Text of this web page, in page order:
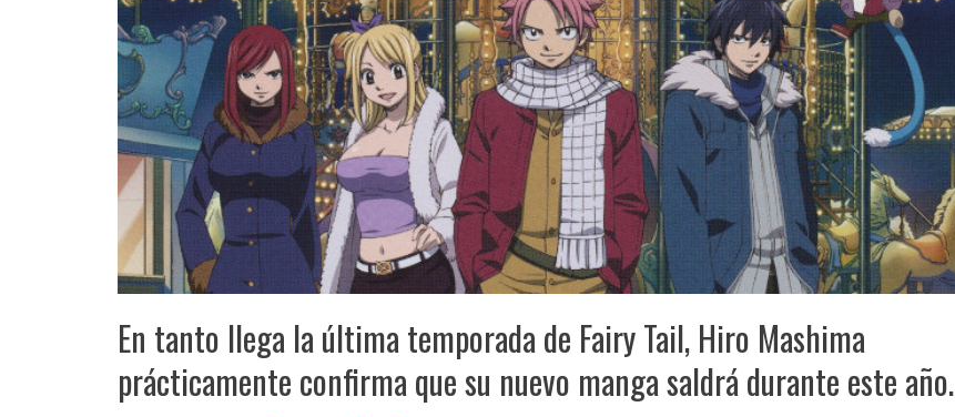
En tanto llega la última temporada de Fairy Tail, Hiro Mashima
prácticamente confirma que su nuevo manga saldrá durante este año.